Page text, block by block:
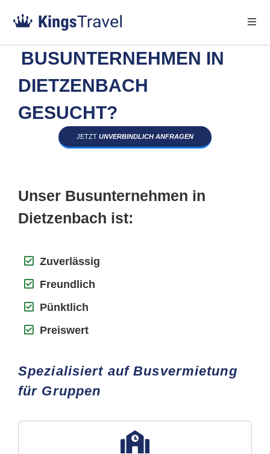
BUSUNTERNEHMEN IN
DIETZENBACH
GESUCHT?
JETZT UNVERBINDLICH ANFRAGEN
Unser Busunternehmen in
Dietzenbach ist:
Zuverlässig
Freundlich
Pünktlich
Preiswert
Spezialisiert auf Busvermietung
für Gruppen